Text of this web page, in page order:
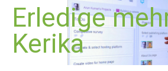
Zum
Inhalt
springen
Erledige
Kerika